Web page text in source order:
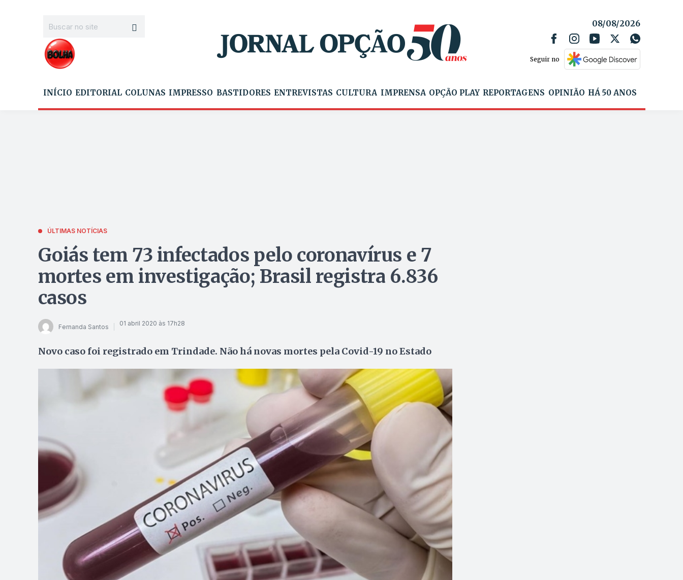
08/08/2026
Seguir no
INÍCIO EDITORIAL COLUNAS IMPRESSO BASTIDORES ENTREVISTAS CULTURA IMPRENSA OPÇÃO PLAY REPORTAGENS OPINIÃO HÁ 50 ANOS
ÚLTIMAS NOTÍCIAS
Goiás tem 73 infectados pelo coronavírus e 7
mortes em investigação; Brasil registra 6.836
casos
Fernanda Santos 01 abril 2020 às 17h28
Novo caso foi registrado em Trindade. Não há novas mortes pela Covid-19 no Estado